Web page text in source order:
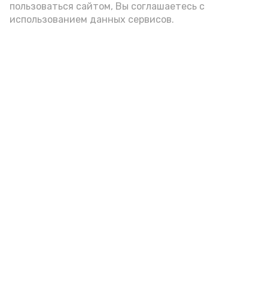
пользоваться сайтом, Вы соглашаетесь с
использованием данных сервисов.
Театр пластики и танца получил дипломы лауреатов 1, 2